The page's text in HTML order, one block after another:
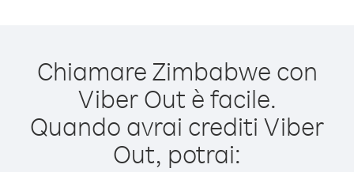
Chiamare Zimbabwe con
Viber Out è facile.
Quando avrai crediti Viber
Out, potrai: